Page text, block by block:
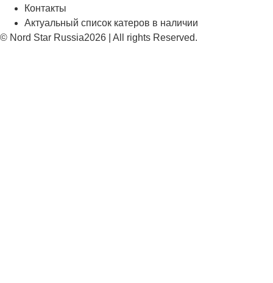
Контакты
Актуальный список катеров в наличии
© Nord Star Russia2026 | All rights Reserved.